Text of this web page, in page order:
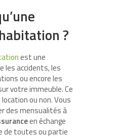
?
est une
les accidents, les
ou encore les
votre immeuble. Ce
ou non. Vous
des mensualités à
en échange
de toutes ou partie